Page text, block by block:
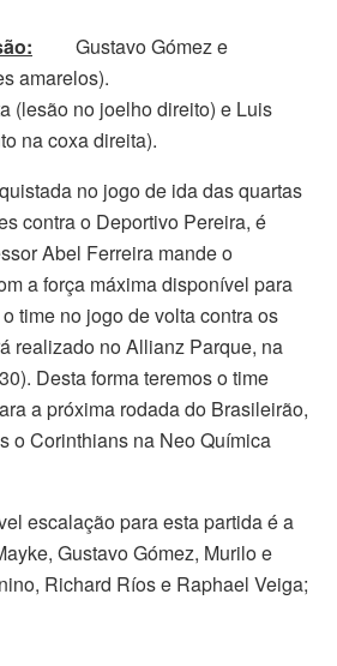
Gustavo Gómez e
amarelos).
(lesão no joelho direito) e Luis
na coxa direita).
no jogo de ida das quartas
contra o Deportivo Pereira, é
Abel Ferreira mande o
a força máxima disponível para
time no jogo de volta contra os
realizado no Allianz Parque, na
Desta forma teremos o time
a próxima rodada do Brasileirão,
o Corinthians na Neo Química
escalação para esta partida é a
Gustavo Gómez, Murilo e
Richard Ríos e Raphael Veiga;